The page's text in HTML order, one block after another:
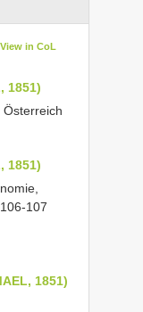
View in CoL
1851)
Österreich
1851)
107
1851)